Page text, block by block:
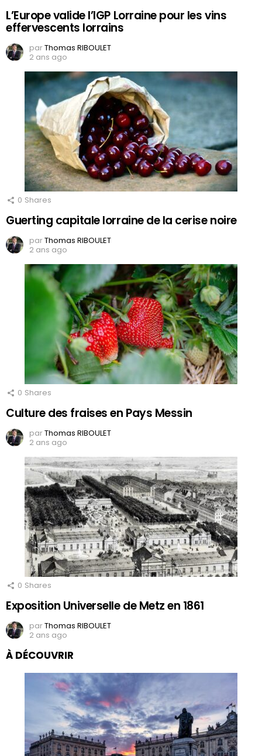
L’Europe valide l’IGP Lorraine pour les vins
effervescents lorrains
parThomas RIBOULET
2 ans ago
0 Shares
Guerting capitale lorraine de la cerise noire
parThomas RIBOULET
2 ans ago
0 Shares
Culture des fraises en Pays Messin
parThomas RIBOULET
2 ans ago
0 Shares
Exposition Universelle de Metz en 1861
parThomas RIBOULET
2 ans ago
À DÉCOUVRIR